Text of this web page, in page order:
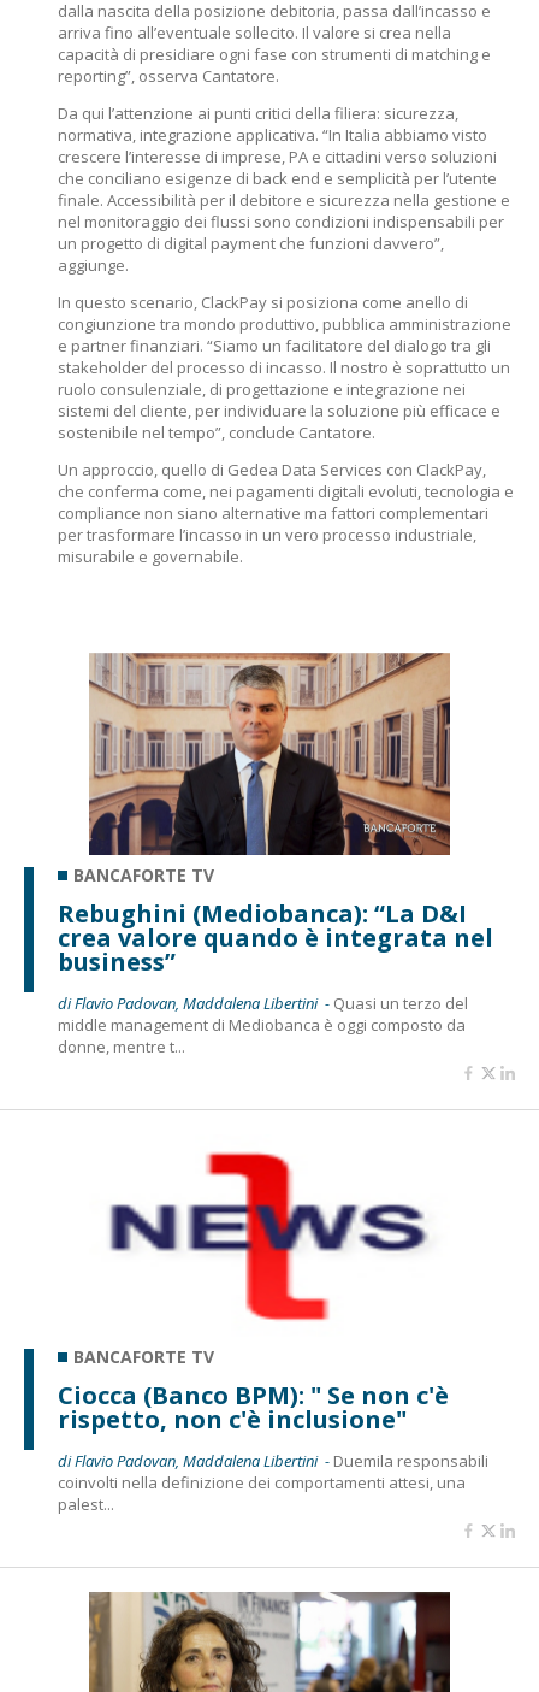
dalla nascita della posizione debitoria, passa dall’incasso e
arriva fino all’eventuale sollecito. Il valore si crea nella
capacità di presidiare ogni fase con strumenti di matching e
reporting”, osserva Cantatore.
Da qui l’attenzione ai punti critici della filiera: sicurezza,
normativa, integrazione applicativa. “In Italia abbiamo visto
crescere l’interesse di imprese, PA e cittadini verso soluzioni
che conciliano esigenze di back end e semplicità per l’utente
finale. Accessibilità per il debitore e sicurezza nella gestione e
nel monitoraggio dei flussi sono condizioni indispensabili per
un progetto di digital payment che funzioni davvero”,
aggiunge.
In questo scenario, ClackPay si posiziona come anello di
congiunzione tra mondo produttivo, pubblica amministrazione
e partner finanziari. “Siamo un facilitatore del dialogo tra gli
stakeholder del processo di incasso. Il nostro è soprattutto un
ruolo consulenziale, di progettazione e integrazione nei
sistemi del cliente, per individuare la soluzione più efficace e
sostenibile nel tempo”, conclude Cantatore.
Un approccio, quello di Gedea Data Services con ClackPay,
che conferma come, nei pagamenti digitali evoluti, tecnologia e
compliance non siano alternative ma fattori complementari
per trasformare l’incasso in un vero processo industriale,
misurabile e governabile.
BANCAFORTE TV
Rebughini (Mediobanca): “La D&I
crea valore quando è integrata nel
business”
di Flavio Padovan, Maddalena Libertini - Quasi un terzo del
middle management di Mediobanca è oggi composto da
donne, mentre t...
BANCAFORTE TV
Ciocca (Banco BPM): " Se non c'è
rispetto, non c'è inclusione"
di Flavio Padovan, Maddalena Libertini - Duemila responsabili
coinvolti nella definizione dei comportamenti attesi, una
palest...